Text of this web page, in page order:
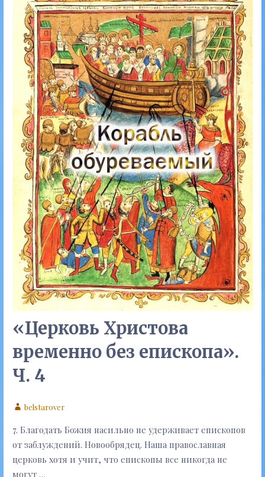
«Церковь Христова
временно без епископа».
Ч. 4
belstarover
7. Благодать Божия насильно не удерживает епископов
от заблуждений. Новообрядец. Наша православная
церковь хотя и учит, что епископы все никогда не
могут …